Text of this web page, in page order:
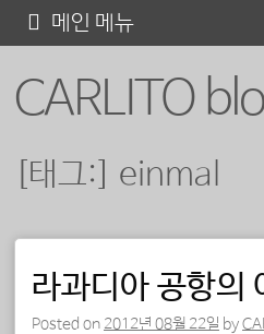
CARLITO
메인 메뉴
텐
[태그:] einmal
포스트 내비게이션
라과디아 공항의
Posted on 2012년 08월 22일 by